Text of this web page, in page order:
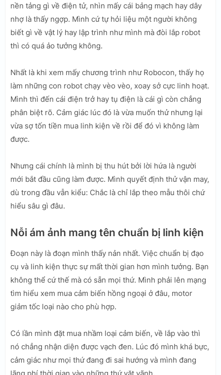
nền tảng gì về điện tử, nhìn mấy cái bảng mạch hay dây
nhợ là thấy ngợp. Mình cứ tự hỏi liệu một người không
biết gì về vật lý hay lập trình như mình mà đòi lắp robot
thì có quá ảo tưởng không.
Nhất là khi xem mấy chương trình như Robocon, thấy họ
làm những con robot chạy vèo vèo, xoay sở cực linh hoạt.
Mình thì đến cái điện trở hay tụ điện là cái gì còn chẳng
phân biệt rõ. Cảm giác lúc đó là vừa muốn thử nhưng lại
vừa sợ tốn tiền mua linh kiện về rồi để đó vì không làm
được.
Nhưng cái chính là mình bị thu hút bởi lời hứa là người
mới bắt đầu cũng làm được. Mình quyết định thử vận may,
dù trong đầu vẫn kiểu: Chắc là chỉ lắp theo mẫu thôi chứ
hiểu sâu gì đâu.
Nỗi ám ảnh mang tên chuẩn bị linh kiện
Đoạn này là đoạn mình thấy nản nhất. Việc chuẩn bị đạo
cụ và linh kiện thực sự mất thời gian hơn mình tưởng. Bạn
không thể cứ thế mà có sẵn mọi thứ. Mình phải lên mạng
tìm hiểu xem mua cảm biến hồng ngoại ở đâu, motor
giảm tốc loại nào cho phù hợp.
Có lần mình đặt mua nhầm loại cảm biến, về lắp vào thì
nó chẳng nhận diện được vạch đen. Lúc đó mình khá bực,
cảm giác như mọi thứ đang đi sai hướng và mình đang